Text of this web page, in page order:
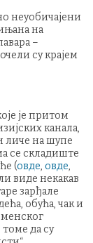
неуобичајени
на
–
су крајем
је притом
канала,
личе на шупе
се складиште
(овде, овде,
виде некакав
зарђале
обућа, чак и
томе да су